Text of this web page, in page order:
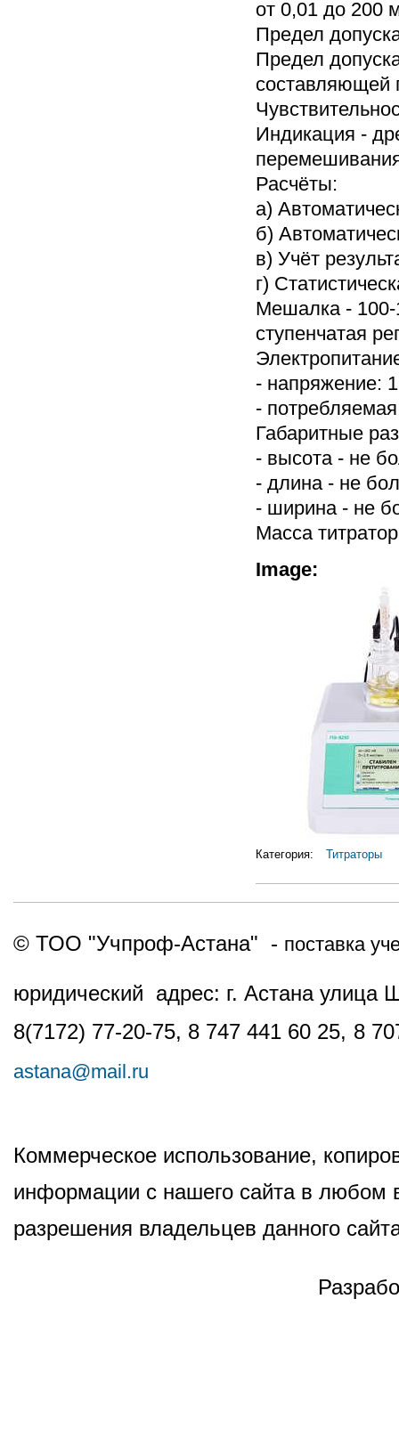
от 0,01 до 200
Предел
Предел
составляющей
Индикация -
Расчёты:
а)
б)
в) Учёт
г)
Мешалка - 100-
ступенчатая
- напряжение:
-
Габаритные
- высота - не
- длина - не
- ширина - не
Масса
Image:
Категория: Титраторы
© ТОО "Учпроф-Астана" - поставка
юридический адрес: г. Астана
8(7172) 77-20-75, 8 747 441 60 25, 8
astana@mail.ru
Коммерческое использование,
информации с нашего сайта в любом
разрешения владельцев данного